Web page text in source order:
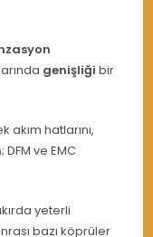
genişliği bir
akım hatlarını,
; DFM ve EMC
yeterli
bazı köprüler